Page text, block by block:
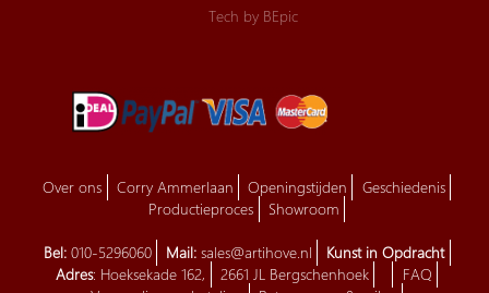
Tech by BEpic
Over ons Corry Ammerlaan Openingstijden
Geschiedenis
Productieproces
Showroom
Bel: 010-5296060 Mail: sales@artihove.nl
Kunst in Opdracht
Adres: Hoeksekade 162, 2661 JL Bergschenhoek
FAQ